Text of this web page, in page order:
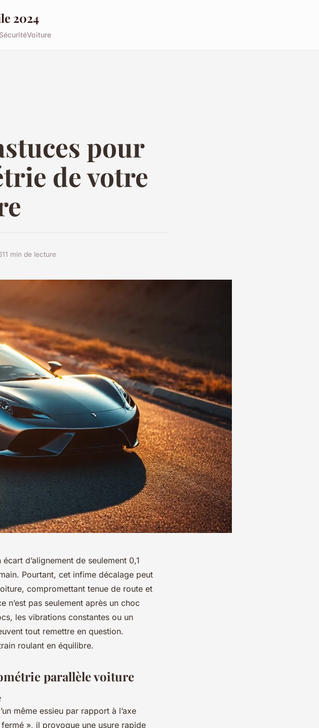
2024
SécuritéVoiture
pour
de votre
11 min de lecture
d’alignement de seulement 0,1
Pourtant, cet infime décalage peut
compromettant tenue de route et
n’est pas seulement après un choc
les vibrations constantes ou un
tout remettre en question.
roulant en équilibre.
parallèle voiture
même essieu par rapport à l’axe
», il provoque une usure rapide